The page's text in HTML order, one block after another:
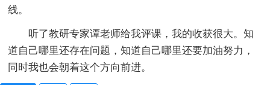
线。
听了教研专家谭老师给我评课，我的收获很大。知
道自己哪里还存在问题，知道自己哪里还要加油努力，
同时我也会朝着这个方向前进。